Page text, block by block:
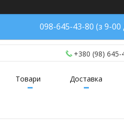
098-645-43-80 (з 9-00
+380 (98) 645-
Товари Доставка